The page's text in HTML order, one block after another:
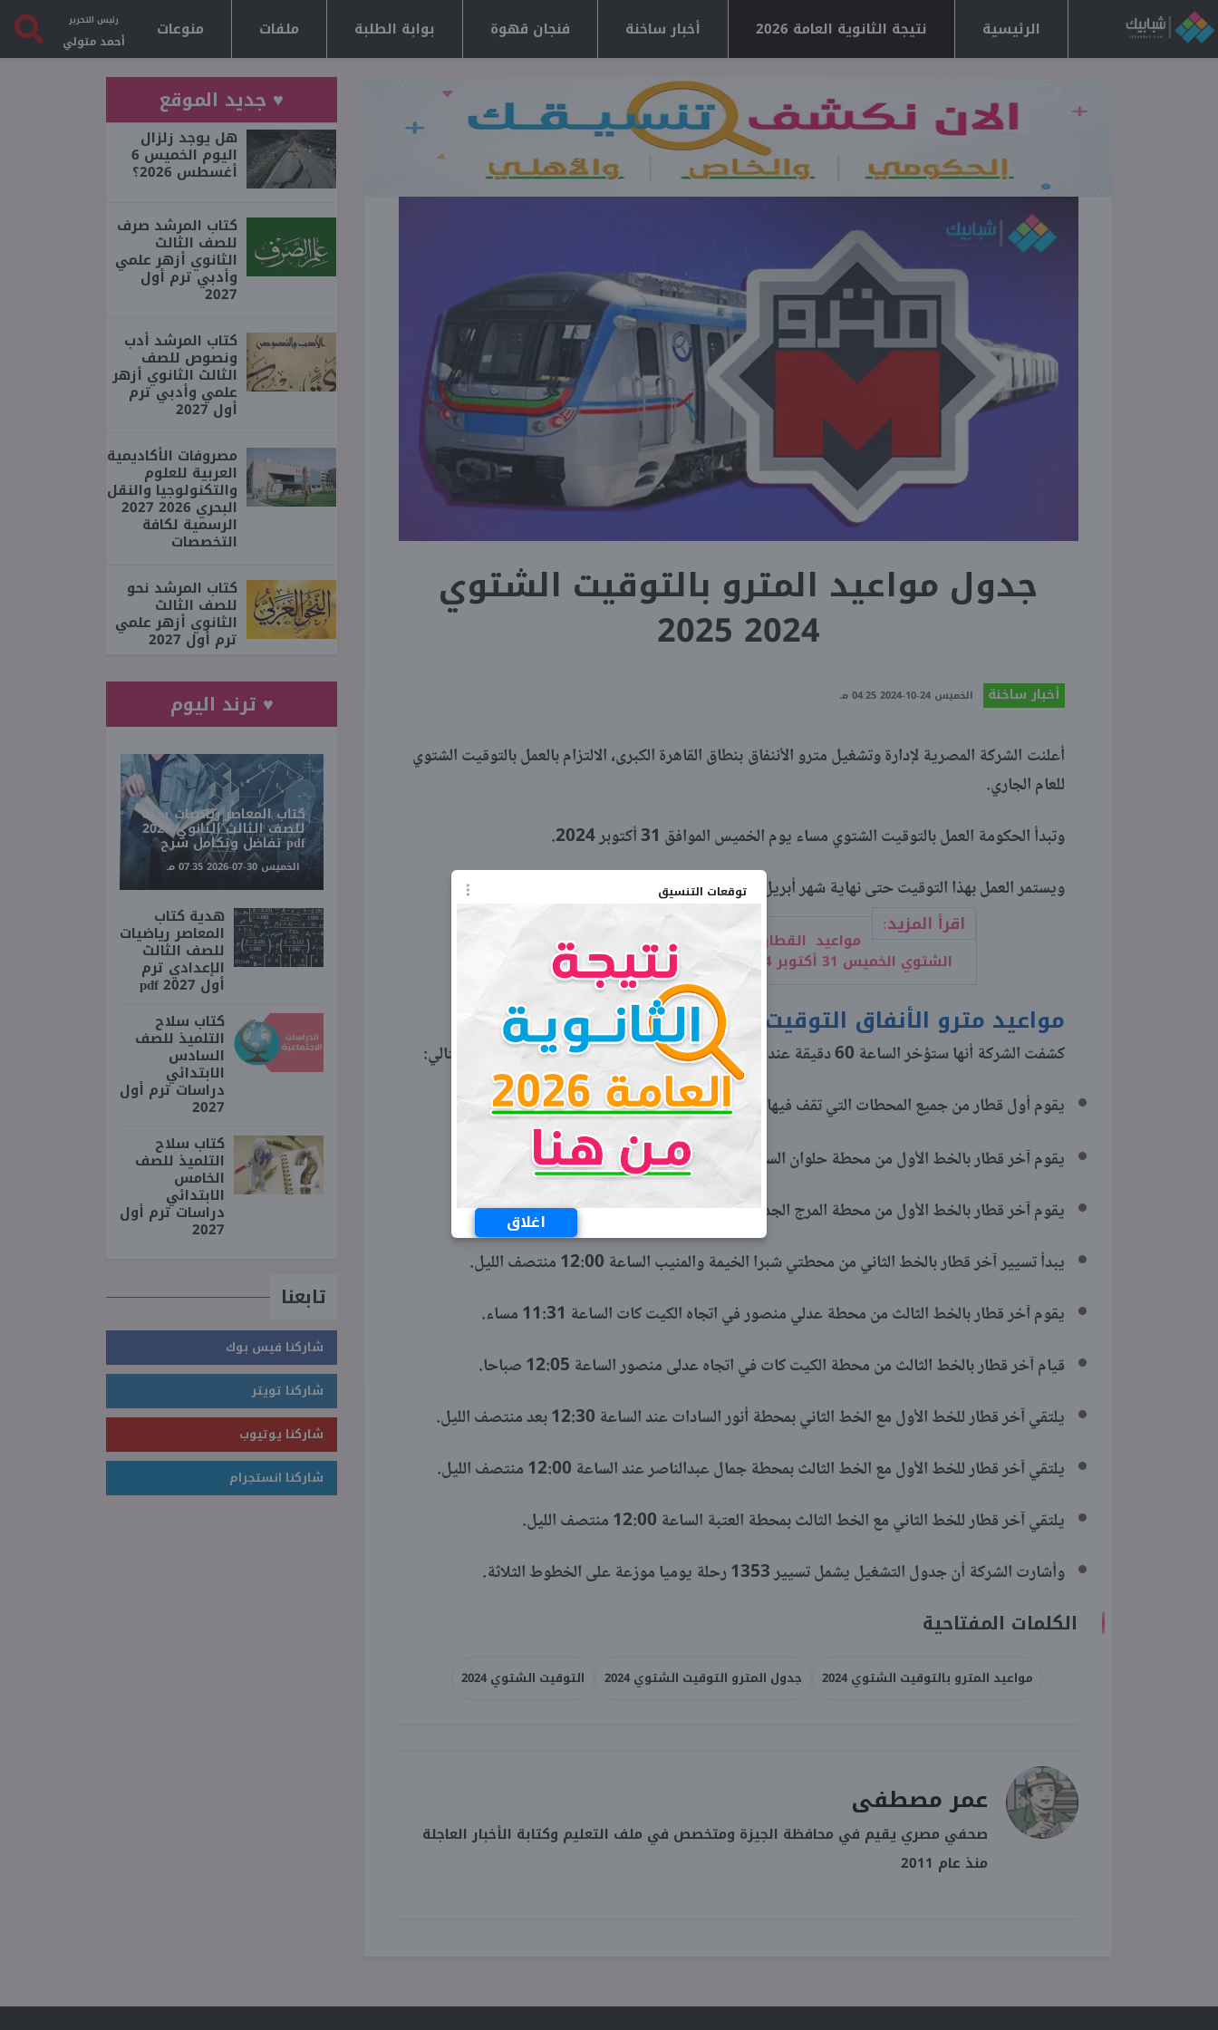
توقعات التنسيق
اغلاق
الرئيسية نتيجة الثانوية العامة 2026 أخبار ساخنة فنجان قهوة بوابة الطلبة ملفات منوعات رئيس التحرير
أحمد متولي
جدول مواعيد المترو بالتوقيت الشتوي
2024 2025
أخبار ساخنة الخميس 24-10-2024 04:25 مـ
أعلنت الشركة المصرية لإدارة وتشغيل مترو الأننفاق بنطاق القاهرة الكبرى، الالتزام بالعمل بالتوقيت الشتوي
للعام الجاري.
وتبدأ الحكومة العمل بالتوقيت الشتوي مساء يوم الخميس الموافق 31 أكتوبر 2024.
ويستمر العمل بهذا التوقيت حتى نهاية شهر أبريل من عام 2025 كما هو متبع.
اقرأ المزيد:
مواعيد القطارات الجديدة بعد تطبيق التوقيت
الشتوي الخميس 31 أكتوبر 2024
مواعيد مترو الأنفاق التوقيت الشتوي
كشفت الشركة أنها ستؤخر الساعة 60 دقيقة عند الساعة 00:00 يوم الجمعة، لتبدأ بالعمل بالجدول التالي:
يقوم أول قطار من جميع المحطات التي تقف فيها القطارات بنهاية اليوم السابق الساعة 5:15 صباحا.
يقوم آخر قطار بالخط الأول من محطة حلوان الساعة 11:40 مساء
.
يقوم آخر قطار بالخط الأول من محطة المرج الجديدة الساعة 11:50 مساء.
يبدأ تسيير آخر قطار بالخط الثاني من محطتي شبرا الخيمة والمنيب الساعة 12:00 منتصف الليل.
يقوم آخر قطار بالخط الثالث من محطة عدلي منصور في اتجاه الكيت كات الساعة 11:31 مساء.
قيام آخر قطار بالخط الثالث من محطة الكيت كات في اتجاه عدلى منصور الساعة 12:05 صباحا.
يلتقي آخر قطار للخط الأول مع الخط الثاني بمحطة أنور السادات عند الساعة 12:30 بعد منتصف الليل.
يلتقي آخر قطار للخط الأول مع الخط الثالث بمحطة جمال عبدالناصر عند الساعة 12:00 منتصف الليل.
يلتقي آخر قطار للخط الثاني مع الخط الثالث بمحطة العتبة الساعة 12:00 منتصف الليل.
وأشارت الشركة أن جدول التشغيل يشمل تسيير 1353 رحلة يوميا موزعة على الخطوط الثلاثة.
الكلمات المفتاحية
مواعيد المترو بالتوقيت الشتوي 2024 جدول المترو التوقيت الشتوي 2024 التوقيت الشتوي 2024
عمر مصطفى
صحفي مصري يقيم في محافظة الجيزة ومتخصص في ملف التعليم وكتابة الأخبار العاجلة
منذ عام 2011
♥ جديد الموقع
هل يوجد زلزال
اليوم الخميس 6
أغسطس 2026؟
كتاب المرشد صرف
للصف الثالث
الثانوي أزهر علمي
وأدبي ترم أول
2027
كتاب المرشد أدب
ونصوص للصف
الثالث الثانوي أزهر
علمي وأدبي ترم
أول 2027
مصروفات الأكاديمية
العربية للعلوم
والتكنولوجيا والنقل
البحري 2026 2027
الرسمية لكافة
التخصصات
كتاب المرشد نحو
للصف الثالث
الثانوي أزهر علمي
ترم أول 2027
♥ ترند اليوم
كتاب المعاصر رياضيات بحته
للصف الثالث الثانوي 2027
pdf تفاضل وتكامل شرح
الخميس 30-07-2026 07:35 مـ
هدية كتاب
المعاصر رياضيات
للصف الثالث
الإعدادي ترم
أول 2027 pdf
كتاب سلاح
التلميذ للصف
السادس
الابتدائي
دراسات ترم أول
2027
كتاب سلاح
التلميذ للصف
الخامس
الابتدائي
دراسات ترم أول
2027
تابعنا
شاركنا فيس بوك
شاركنا تويتر
شاركنا يوتيوب
شاركنا انستجرام